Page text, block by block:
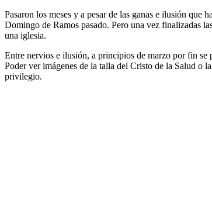
Pasaron los meses y a pesar de las ganas e ilusión que
Domingo de Ramos pasado. Pero una vez finalizadas
una iglesia.
Entre nervios e ilusión, a principios de marzo por fin se
Poder ver imágenes de la talla del Cristo de la Salud o
privilegio.